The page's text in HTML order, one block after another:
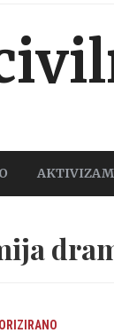
AKTIVIZAM